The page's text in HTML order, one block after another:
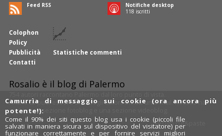
Colophon
Policy
Pubblicità
Contatti
Statistiche commenti
Feed RSS
Notifiche desktop
119 iscritti
Rosalio è il blog di Palermo
Anche tu puoi essere uno degli autori: inviaci un'e-mail
. Rosalio ha
anche una sezione
Designcut&paste
Camurrìa di messaggio sui cookie (ora ancora più
potente!):
Come il 90% dei siti questo blog usa i cookie (piccoli file
salvati in maniera sicura sul dispositivo del visitatore) per
funzionare correttamente e per fornire servizi migliori